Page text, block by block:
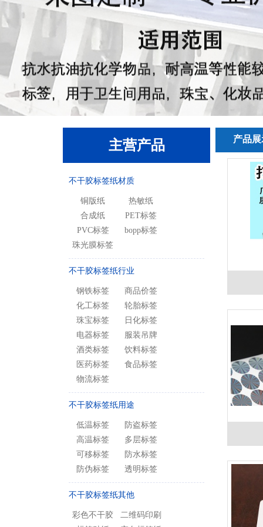
主营产品
不干胶标签纸材质
铜版纸
热敏纸
合成纸
PET标签
PVC标签
bopp标签
珠光膜标签
不干胶标签纸行业
钢铁标签
商品价签
化工标签
轮胎标签
珠宝标签
日化标签
电器标签
服装吊牌
酒类标签
饮料标签
医药标签
食品标签
物流标签
不干胶标签纸用途
低温标签
防盗标签
高温标签
多层标签
可移标签
防水标签
防伪标签
透明标签
不干胶标签纸其他
彩色不干胶
二维码印刷
产品